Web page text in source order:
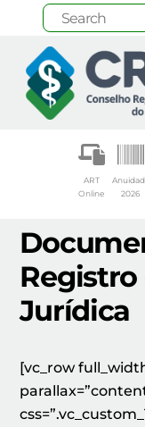
content
ART
Online
2026
Registro
Jurídica
[vc_row